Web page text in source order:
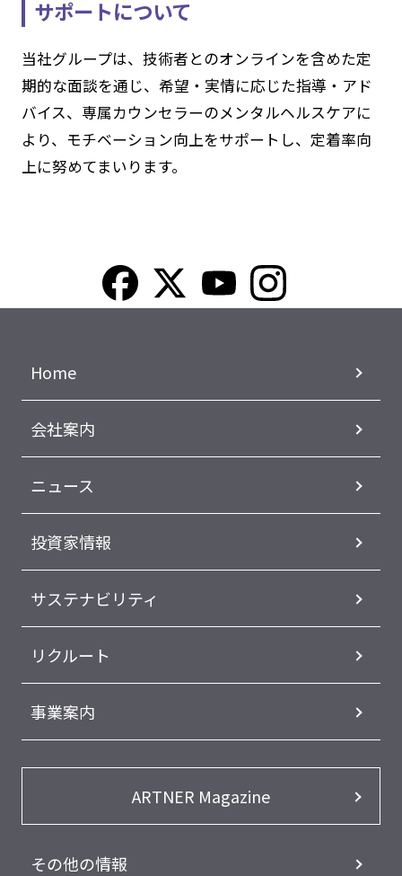
サポートについて
当社グループは、技術者とのオンラインを含めた定
期的な面談を通じ、希望・実情に応じた指導・アド
バイス、専属カウンセラーのメンタルヘルスケアに
より、モチベーション向上をサポートし、定着率向
上に努めてまいります。
Home
会社案内
ニュース
投資家情報
サステナビリティ
リクルート
事業案内
ARTNER Magazine
その他の情報